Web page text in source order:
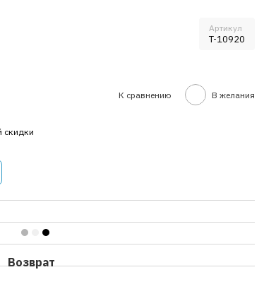
Артикул
T-10920
К сравнению В желания
скидки
Возврат